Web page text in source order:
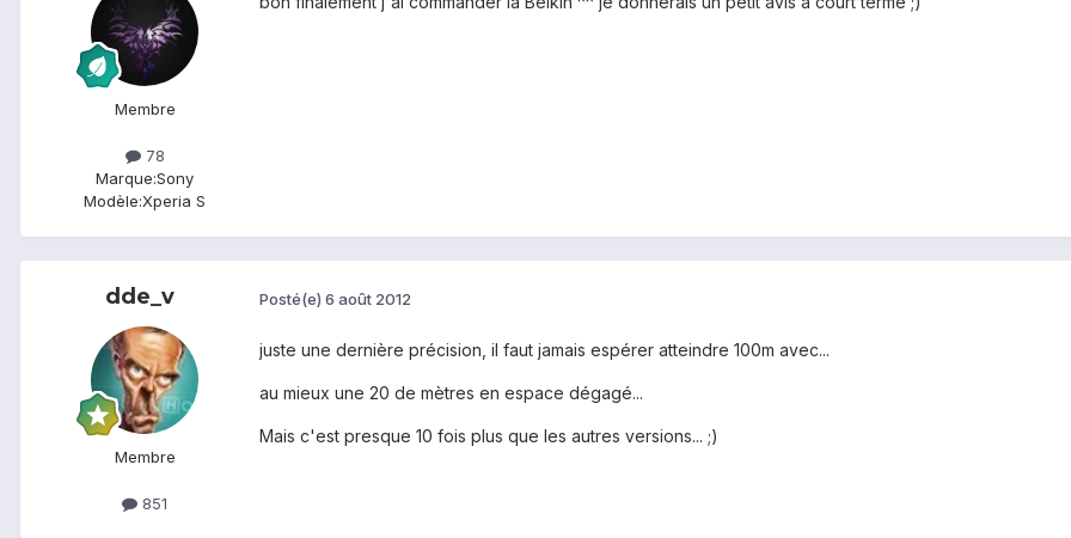
Membre
78
Marque:Sony
Modèle:Xperia S
dde_v
Membre
851
Posté(e) 6 août 2012
juste une dernière précision, il faut jamais espérer atteindre 100m avec...
au mieux une 20 de mètres en espace dégagé...
Mais c'est presque 10 fois plus que les autres versions... ;)